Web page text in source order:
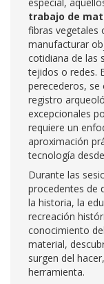
trabajo de
fibras vegetales
manufacturar
cotidiana de las
tejidos o redes.
perecederos, se
registro
excepcionales
requiere un
aproximación
tecnología
Durante las
procedentes de
la historia, la
recreación
conocimiento
material,
surgen del
herramienta.